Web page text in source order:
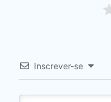
Inscrever-se